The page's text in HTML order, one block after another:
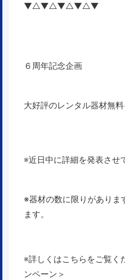
▼△▼△▼△▼△▼
６周年記念企画
大好評のレンタル器材無
※近日中に詳細を発表させ
※器材の数に限りがありま
ます。
※詳しくはこちらをご覧く
ンペーン＞